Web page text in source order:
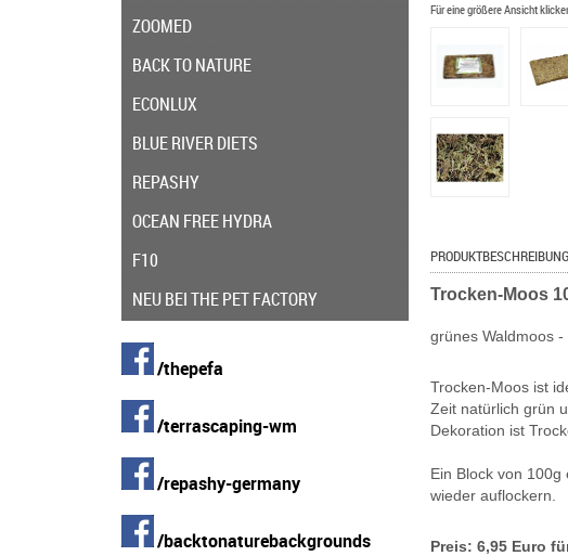
Für eine größere Ansicht
PRODUKTBESCHREIBUNG
Trocken-Moos
grünes Waldmoos
Trocken-Moos ist
Zeit natürlich grün
Dekoration ist
Ein Block von
wieder auflockern.
Preis: 6,95 Euro
ZOOMED
BACK TO NATURE
ECONLUX
BLUE RIVER DIETS
REPASHY
OCEAN FREE HYDRA
F10
NEU BEI THE PET FACTORY
/thepefa
/terrascaping-wm
/repashy-germany
/backtonaturebackgrounds